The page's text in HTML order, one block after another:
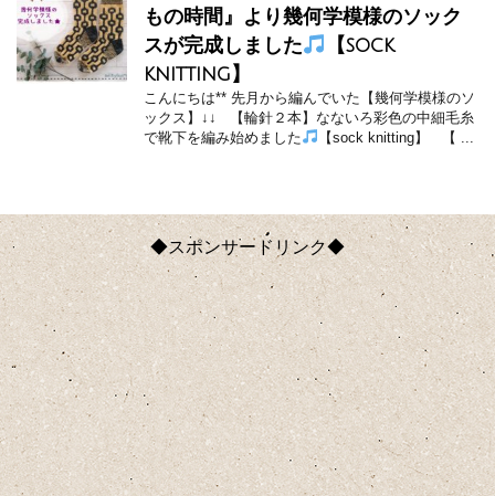
もの時間』より幾何学模様のソック
スが完成しました
【sock
knitting】
こんにちは** 先月から編んでいた【幾何学模様のソ
ックス】↓↓ 【輪針２本】なないろ彩色の中細毛糸
で靴下を編み始めました
【sock knitting】 【 ...
◆スポンサードリンク◆